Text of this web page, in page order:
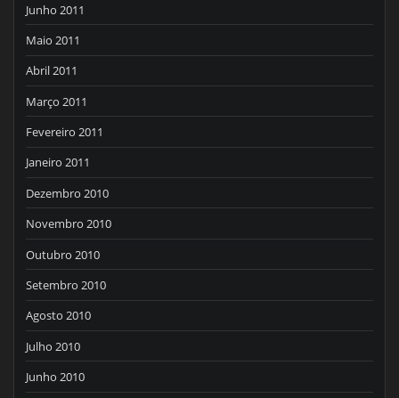
Junho 2011
Maio 2011
Abril 2011
Março 2011
Fevereiro 2011
Janeiro 2011
Dezembro 2010
Novembro 2010
Outubro 2010
Setembro 2010
Agosto 2010
Julho 2010
Junho 2010